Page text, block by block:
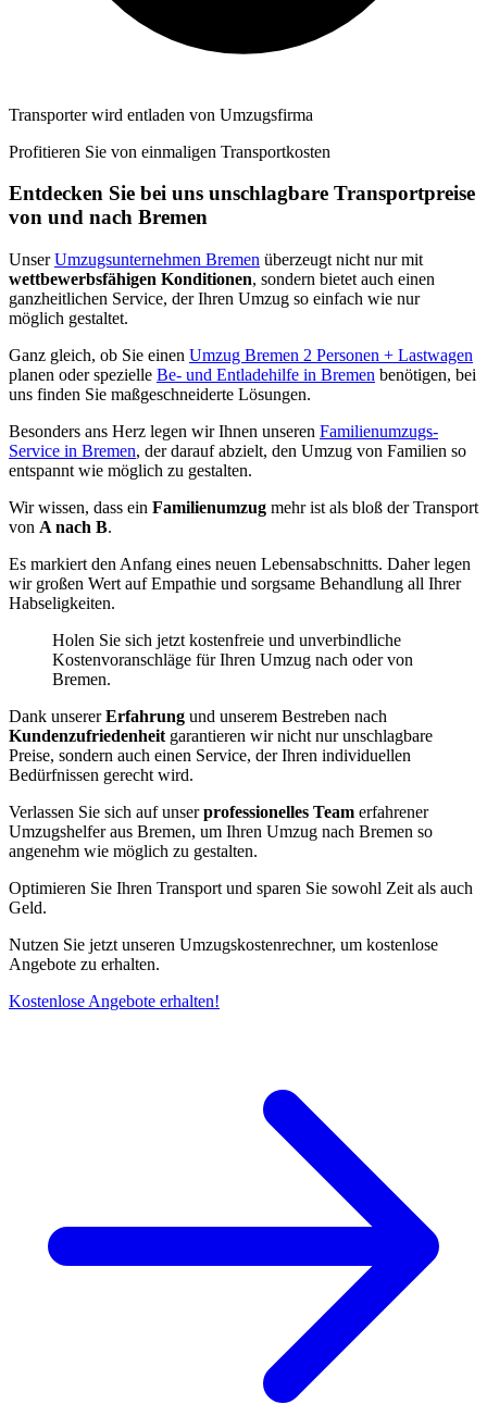
Transporter wird entladen von Umzugsfirma
Profitieren Sie von einmaligen Transportkosten
Entdecken Sie bei uns unschlagbare Transportpreise
von und nach Bremen
UnserUmzugsunternehmen Bremen überzeugt nicht nur mit
wettbewerbsfähigen Konditionen, sondern bietet auch einen
ganzheitlichen Service, der Ihren Umzug so einfach wie nur
möglich gestaltet.
Ganz gleich, ob Sie einen Umzug Bremen 2 Personen + Lastwagen
planen oder spezielle Be- und Entladehilfe in Bremen benötigen, bei
uns finden Sie maßgeschneiderte Lösungen.
Besonders ans Herz legen wir Ihnen unseren Familienumzugs-
Service in Bremen, der darauf abzielt, den Umzug von Familien so
entspannt wie möglich zu gestalten.
Wir wissen, dass ein Familienumzug mehr ist als bloß der Transport
von A nach B.
Es markiert den Anfang eines neuen Lebensabschnitts. Daher legen
wir großen Wert auf Empathie und sorgsame Behandlung all Ihrer
Habseligkeiten.
Holen Sie sich jetzt kostenfreie und unverbindliche
Kostenvoranschläge für Ihren Umzug nach oder von
Bremen.
Dank unsererErfahrung und unserem Bestreben nach
Kundenzufriedenheit garantieren wir nicht nur unschlagbare
Preise, sondern auch einen Service, der Ihren individuellen
Bedürfnissen gerecht wird.
Verlassen Sie sich auf unserprofessionelles Team erfahrener
Umzugshelfer aus Bremen, um Ihren Umzug nach Bremen so
angenehm wie möglich zu gestalten.
Optimieren Sie Ihren Transport und sparen Sie sowohl Zeit als auch
Geld.
Nutzen Sie jetzt unseren Umzugskostenrechner, um kostenlose
Angebote zu erhalten.
Kostenlose Angebote erhalten!